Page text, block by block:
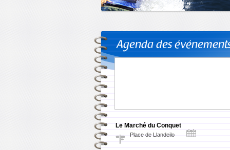
Agenda des
Le Marché du Conquet
Place de Llandeilo